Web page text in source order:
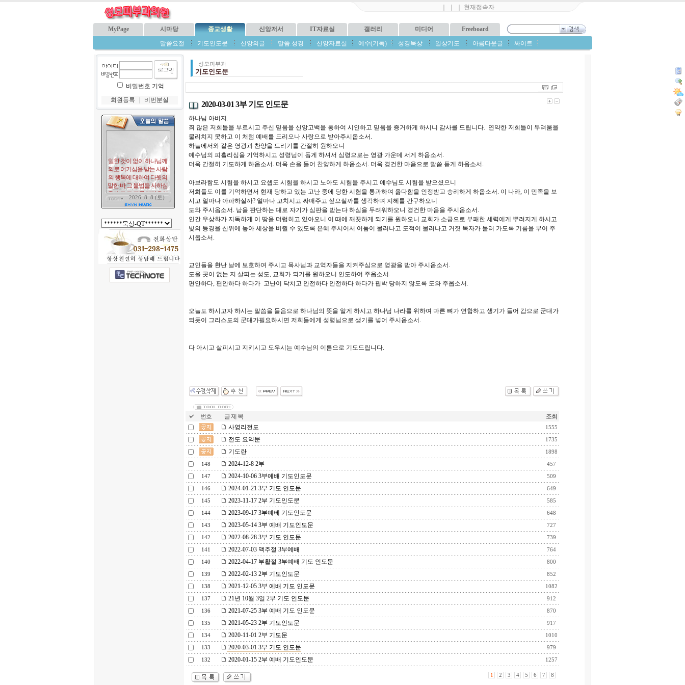
현재접속자
MyPage 시마당 종교생활 신앙저서 IT자료실 갤러리 미디어
Freeboard
말씀요절
기도인도문 신앙의글 말씀.성경 신앙자료실 예수(기독) 성경묵상 일상기도 아름다운글 싸이트
비밀번호 기억
회원등록
비번분실
성모피부과
기도인도문
2020-03-01 3부 기도 인도문
하나님 아버지.
죄 많은 저희들을 부르시고 주신 믿음을 신앙고백을 통하여 시인하고 믿음을 증거하게 하시니 감사를 드립니다. 연약한 저희들이 두려움을
물리치지 못하고 이 처럼 예배를 드리오나 사랑으로 받아주시옵소서.
하늘에서와 같은 영광과 찬양을 드리기를 간절히 원하오니
예수님의 피흘리심을 기억하시고 성령님이 돕게 하셔서 심령으로는 영광 가운데 서게 하옵소서.
더욱 간절히 기도하게 하옵소서. 더욱 손을 들어 찬양하게 하옵소서. 더욱 경건한 마음으로 말씀 듣게 하옵소서.
아브라함도 시험을 하시고 요셉도 시험을 하시고 노아도 시험을 주시고 예수님도 시험을 받으셨으니
저희들도 이를 기억하면서 현재 당하고 있는 고난 중에 당한 시험을 통과하여 옳다함을 인정받고 승리하게 하옵소서. 이 나라, 이 민족을 보
시고 얼마나 아파하실까? 얼마나 고치시고 싸매주고 싶으실까를 생각하며 지혜를 간구하오니
도와 주시옵소서. 남을 판단하는 대로 자기가 심판을 받는다 하심을 두려워하오니 경건한 마음을 주시옵소서.
인간 우상화가 지독하게 이 땅을 더럽히고 있아오니 이 때에 깨끗하게 되기를 원하오니 교회가 소금으로 부패한 세력에게 뿌려지게 하시고
빛의 등경을 산위에 놓아 세상을 비췰 수 있도록 은혜 주시어서 어둠이 물러나고 도적이 물러나고 거짓 목자가 물러 가도록 기름을 부어 주
시옵소서.
교인들을 환난 날에 보호하여 주시고 목사님과 교역자들을 지켜주심으로 영광을 받아 주시옵소서.
도울 곳이 없는 지 살피는 성도, 교회가 되기를 원하오니 인도하여 주옵소서.
편안하다, 편안하다 하다가 고난이 닥치고 안전하다 안전하다 하다가 핍박 당하지 않도록 도와 주옵소서.
오늘도 하시고자 하시는 말씀을 들음으로 하나님의 뜻을 알게 하시고 하나님 나라를 위하여 마른 뼈가 연합하고 생기가 들어 감으로 군대가
되듯이 그리스도의 군대가필요하시면 저희들에게 성령님으로 생기를 넣어 주시옵소서.
다 아시고 살피시고 지키시고 도우시는 예수님의 이름으로 기도드립니다.
번호 글 제 목
조회
사영리전도
1555
전도 요약문 1735
기도란 1898
148 2024-12-8 2부 457
147 2024-10-06 3부예배 기도인도문 509
146 2024-01-21 3부 기도 인도문 649
145 2023-11-17 2부 기도인도문 585
144 2023-09-17 3부예베 기도인도문 648
143 2023-05-14 3부 예배 기도인도문 727
142 2022-08-28 3부 기도 인도문 739
141 2022-07-03 맥추절 3부예배 764
140 2022-04-17 부활절 3부예배 기도 인도문 800
139 2022-02-13 2부 기도인도문 852
138 2021-12-05 3부 예배 기도 인도문 1082
137 21년 10월 3일 2부 기도 인도문 912
136 2021-07-25 3부 예배 기도 인도문 870
135 2021-05-23 2부 기도인도문 917
134 2020-11-01 2부 기도문 1010
133 2020-03-01 3부 기도 인도문 979
132 2020-01-15 2부 예배 기도인도문 1257
1 2 3 4 5 6 7 8